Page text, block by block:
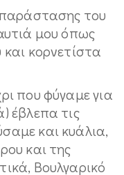
παράστασης του
μου όπως
κορνετίστα
που φύγαμε για
έβλεπα τις
και κυάλια,
και της
Βουλγαρικό